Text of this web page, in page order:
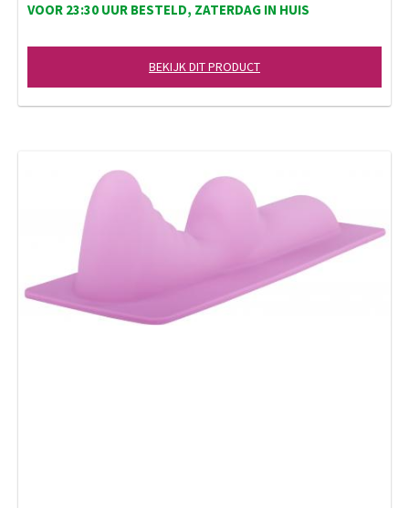
VOOR 23:30 UUR BESTELD, ZATERDAG IN HUIS
BEKIJK DIT PRODUCT